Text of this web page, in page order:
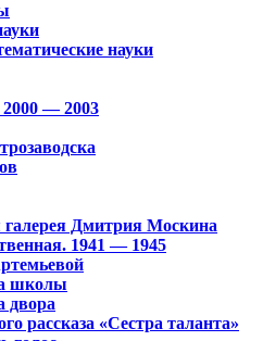
науки
— 2003
галерея Дмитрия Москина
1941 — 1945
школы
двора
рассказа «Сестра таланта»